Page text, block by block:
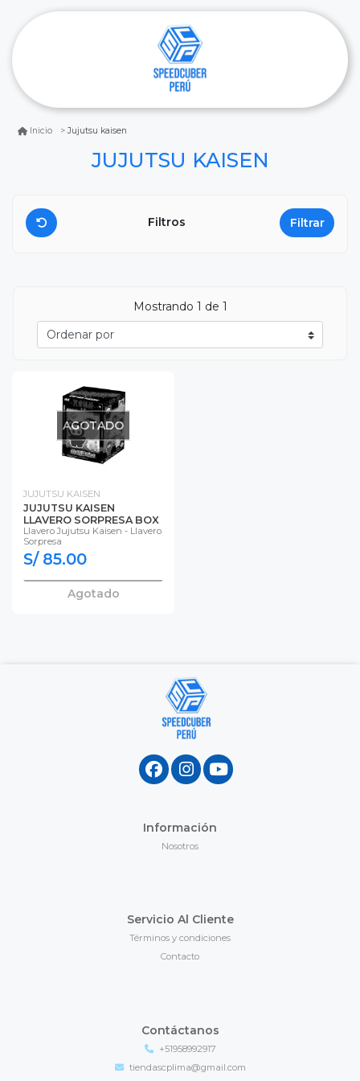
Inicio Jujutsu kaisen
JUJUTSU KAISEN
Filtros Filtrar
Mostrando 1 de 1
AGOTADO
JUJUTSU KAISEN
JUJUTSU KAISEN
LLAVERO SORPRESA BOX
Llavero Jujutsu Kaisen - Llavero
Sorpresa
S/ 85.00
Agotado
Información
Nosotros
Servicio Al Cliente
Términos y condiciones
Contacto
Contáctanos
+51958992917
tiendascplima@gmail.com